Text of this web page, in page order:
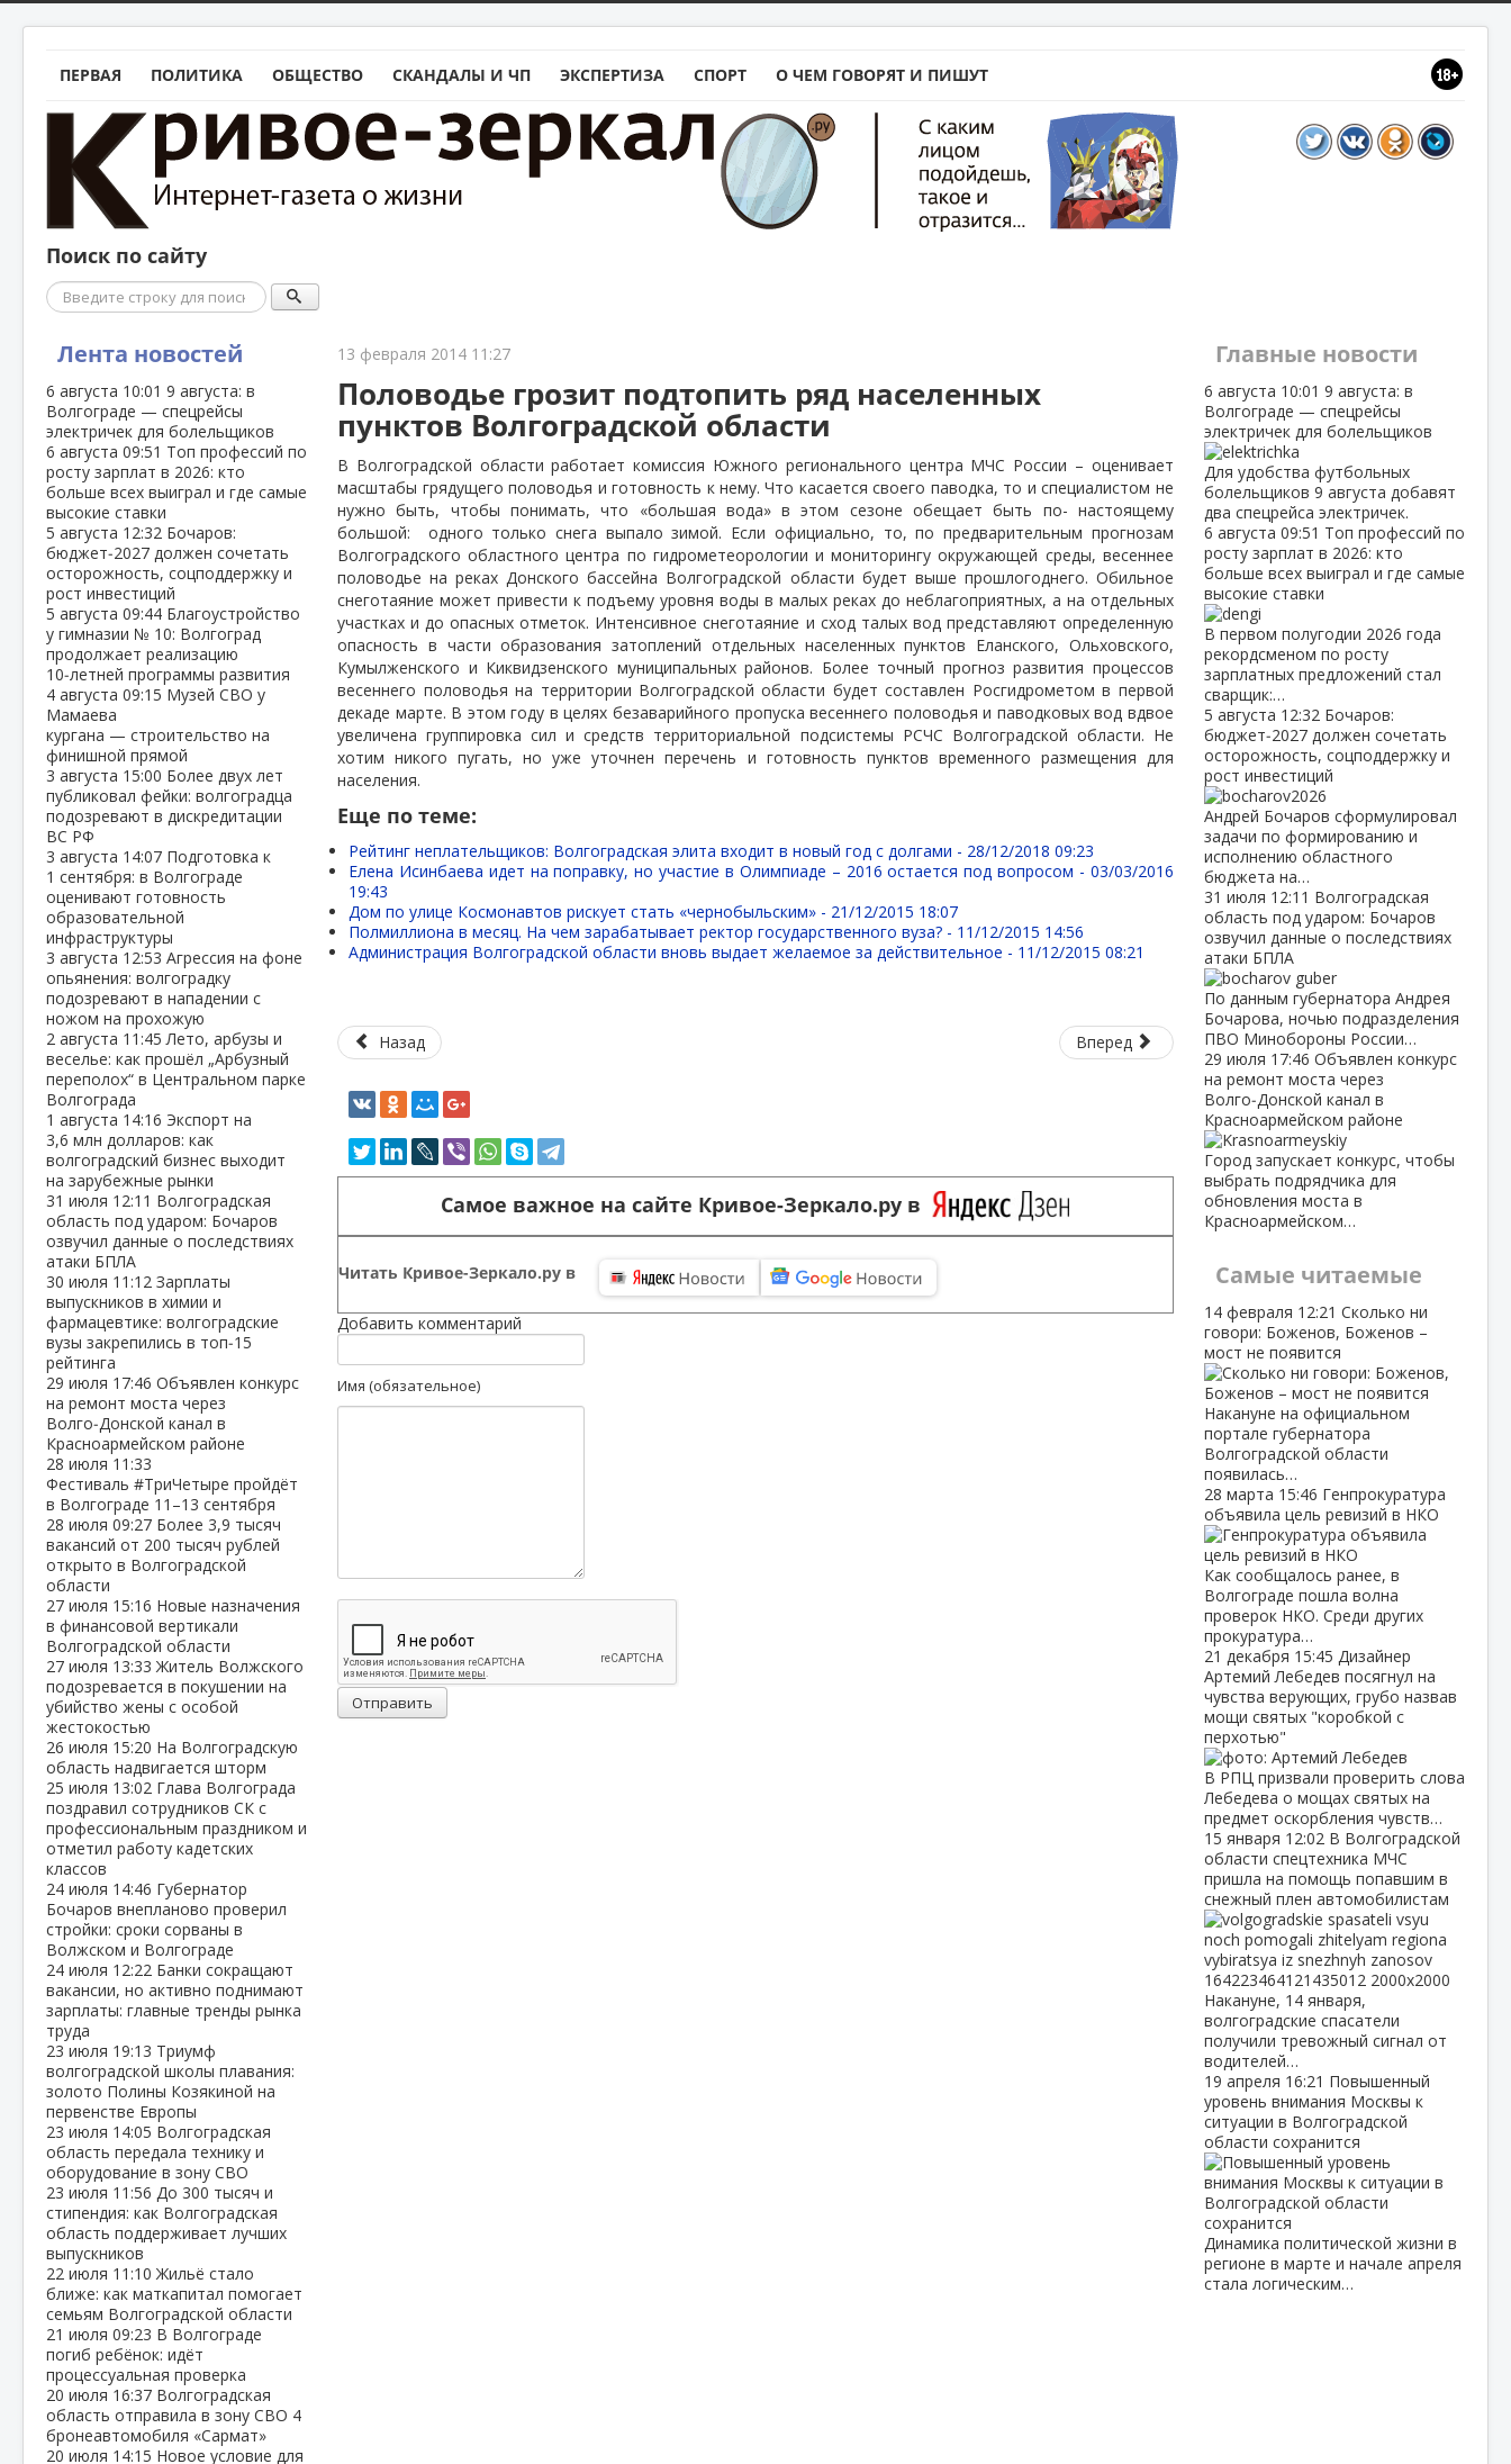
ПЕРВАЯ ПОЛИТИКА ОБЩЕСТВО СКАНДАЛЫ И ЧП ЭКСПЕРТИЗА СПОРТ О ЧЕМ ГОВОРЯТ И ПИШУТ
Поиск по сайту
Поиск
Лента новостей
6 августа 10:01 9 августа: в
Волгограде — спецрейсы
электричек для болельщиков
6 августа 09:51 Топ профессий по
росту зарплат в 2026: кто
больше всех выиграл и где самые
высокие ставки
5 августа 12:32 Бочаров:
бюджет‑2027 должен сочетать
осторожность, соцподдержку и
рост инвестиций
5 августа 09:44 Благоустройство
у гимназии № 10: Волгоград
продолжает реализацию
10‑летней программы развития
4 августа 09:15 Музей СВО у
Мамаева
кургана — строительство на
финишной прямой
3 августа 15:00 Более двух лет
публиковал фейки: волгоградца
подозревают в дискредитации
ВС РФ
3 августа 14:07 Подготовка к
1 сентября: в Волгограде
оценивают готовность
образовательной
инфраструктуры
3 августа 12:53 Агрессия на фоне
опьянения: волгоградку
подозревают в нападении с
ножом на прохожую
2 августа 11:45Лето, арбузы и
веселье: как прошёл „Арбузный
переполох“ в Центральном парке
Волгограда
1 августа 14:16 Экспорт на
3,6 млн долларов: как
волгоградский бизнес выходит
на зарубежные рынки
31 июля 12:11 Волгоградская
область под ударом: Бочаров
озвучил данные о последствиях
атаки БПЛА
30 июля 11:12 Зарплаты
выпускников в химии и
фармацевтике: волгоградские
вузы закрепились в топ‑15
рейтинга
29 июля 17:46 Объявлен конкурс
на ремонт моста через
Волго‑Донской канал в
Красноармейском районе
28 июля 11:33
Фестиваль #ТриЧетыре пройдёт
в Волгограде 11–13 сентября
28 июля 09:27 Более 3,9 тысяч
вакансий от 200 тысяч рублей
открыто в Волгоградской
области
27 июля 15:16 Новые назначения
в финансовой вертикали
Волгоградской области
27 июля 13:33Житель Волжского
подозревается в покушении на
убийство жены с особой
жестокостью
26 июля 15:20 На Волгоградскую
область надвигается шторм
25 июля 13:02 Глава Волгограда
поздравил сотрудников СК с
профессиональным праздником и
отметил работу кадетских
классов
24 июля 14:46 Губернатор
Бочаров внепланово проверил
стройки: сроки сорваны в
Волжском и Волгограде
24 июля 12:22 Банки сокращают
вакансии, но активно поднимают
зарплаты: главные тренды рынка
труда
23 июля 19:13 Триумф
волгоградской школы плавания:
золото Полины Козякиной на
первенстве Европы
23 июля 14:05 Волгоградская
область передала технику и
оборудование в зону СВО
23 июля 11:56 До 300 тысяч и
стипендия: как Волгоградская
область поддерживает лучших
выпускников
22 июля 11:10Жильё стало
ближе: как маткапитал помогает
семьям Волгоградской области
21 июля 09:23 В Волгограде
погиб ребёнок: идёт
процессуальная проверка
20 июля 16:37 Волгоградская
область отправила в зону СВО 4
бронеавтомобиля «Сармат»
20 июля 14:15 Новое условие для
13 февраля 2014 11:27
Половодье грозит подтопить ряд населенных
пунктов Волгоградской области
В Волгоградской области работает комиссия Южного регионального центра МЧС России – оценивает
масштабы грядущего половодья и готовность к нему. Что касается своего паводка, то и специалистом не
нужно быть, чтобы понимать, что «большая вода» в этом сезоне обещает быть по- настоящему
большой:
одного только снега выпало зимой. Если официально, то, по предварительным прогнозам
Волгоградского областного центра по гидрометеорологии и мониторингу окружающей среды, весеннее
половодье на реках Донского бассейна Волгоградской области будет выше прошлогоднего. Обильное
снеготаяние может привести к подъему уровня воды в малых реках до неблагоприятных, а на отдельных
участках и до опасных отметок. Интенсивное снеготаяние и сход талых вод представляют определенную
опасность в части образования затоплений отдельных населенных пунктов Еланского, Ольховского,
Кумылженского и Киквидзенского муниципальных районов. Более точный прогноз развития процессов
весеннего половодья на территории Волгоградской области будет составлен Росгидрометом в первой
декаде марте. В этом году в целях безаварийного пропуска весеннего половодья и паводковых вод вдвое
увеличена группировка сил и средств территориальной подсистемы РСЧC Волгоградской области. Не
хотим никого пугать, но уже уточнен перечень и готовность пунктов временного размещения для
населения.
Еще по теме:
Рейтинг неплательщиков: Волгоградская элита входит в новый год с долгами - 28/12/2018 09:23
Елена Исинбаева идет на поправку, но участие в Олимпиаде – 2016 остается под вопросом - 03/03/2016
19:43
Дом по улице Космонавтов рискует стать «чернобыльским» - 21/12/2015 18:07
Полмиллиона в месяц. На чем зарабатывает ректор государственного вуза? - 11/12/2015 14:56
Администрация Волгоградской области вновь выдает желаемое за действительное - 11/12/2015 08:21
Назад Вперед
Самое важное на сайте Кривое-Зеркало.ру в
Читать Кривое-Зеркало.ру в
Добавить комментарий
Имя (обязательное)
Отправить
Главные новости
6 августа 10:01 9 августа: в
Волгограде — спецрейсы
электричек для болельщиков
Для удобства футбольных
болельщиков 9 августа добавят
два спецрейса электричек.
6 августа 09:51 Топ профессий по
росту зарплат в 2026: кто
больше всех выиграл и где самые
высокие ставки
В первом полугодии 2026 года
рекордсменом по росту
зарплатных предложений стал
сварщик:…
5 августа 12:32 Бочаров:
бюджет‑2027 должен сочетать
осторожность, соцподдержку и
рост инвестиций
Андрей Бочаров сформулировал
задачи по формированию и
исполнению областного
бюджета на…
31 июля 12:11 Волгоградская
область под ударом: Бочаров
озвучил данные о последствиях
атаки БПЛА
По данным губернатора Андрея
Бочарова, ночью подразделения
ПВО Минобороны России…
29 июля 17:46 Объявлен конкурс
на ремонт моста через
Волго‑Донской канал в
Красноармейском районе
Город запускает конкурс, чтобы
выбрать подрядчика для
обновления моста в
Красноармейском…
Самые читаемые
14 февраля 12:21 Сколько ни
говори: Боженов, Боженов –
мост не появится
Накануне на официальном
портале губернатора
Волгоградской области
появилась…
28 марта 15:46 Генпрокуратура
объявила цель ревизий в НКО
Как сообщалось ранее, в
Волгограде пошла волна
проверок НКО. Среди других
прокуратура…
21 декабря 15:45 Дизайнер
Артемий Лебедев посягнул на
чувства верующих, грубо назвав
мощи святых "коробкой с
перхотью"
В РПЦ призвали проверить слова
Лебедева о мощах святых на
предмет оскорбления чувств…
15 января 12:02 В Волгоградской
области спецтехника МЧС
пришла на помощь попавшим в
снежный плен автомобилистам
Накануне, 14 января,
волгоградские спасатели
получили тревожный сигнал от
водителей…
19 апреля 16:21 Повышенный
уровень внимания Москвы к
ситуации в Волгоградской
области сохранится
Динамика политической жизни в
регионе в марте и начале апреля
стала логическим…